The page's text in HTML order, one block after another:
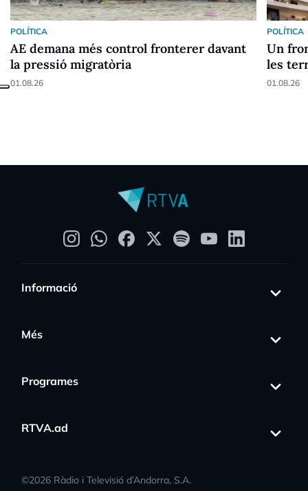
POLÍTICA
AE demana més control fronterer davant
la pressió migratòria
01.08.26
POLÍTICA
Un
les
01.08.26
Informació
Més
Programes
RTVA.ad
©2026 Ràdio i Televisió d’Andorra, S.A.